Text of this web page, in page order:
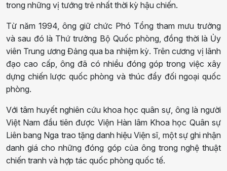
trong những vị tướng trẻ nhất thời kỳ hậu chiến.
Từ năm 1994, ông giữ chức Phó Tổng tham mưu trưởng
và sau đó là Thứ trưởng Bộ Quốc phòng, đồng thời là Ủy
viên Trung ương Đảng qua ba nhiệm kỳ. Trên cương vị lãnh
đạo cao cấp, ông đã có nhiều đóng góp trong việc xây
dựng chiến lược quốc phòng và thúc đẩy đối ngoại quốc
phòng.
Với tâm huyết nghiên cứu khoa học quân sự, ông là người
Việt Nam đầu tiên được Viện Hàn lâm Khoa học Quân sự
Liên bang Nga trao tặng danh hiệu Viện sĩ, một sự ghi nhận
danh giá cho những đóng góp của ông trong nghệ thuật
chiến tranh và hợp tác quốc phòng quốc tế.